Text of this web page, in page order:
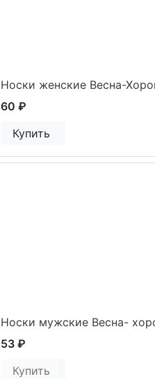
Носки женские Весна-
60 ₽
Купить
Носки мужские Весна-
53 ₽
Купить